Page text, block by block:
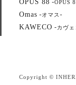
-OPUS
Omas -オマス -
KAWECO -カヴェ
Copyright ©